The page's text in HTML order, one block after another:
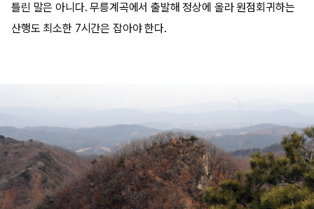
틀린 말은 아니다. 무릉계곡에서 출발해 정상에 올라 원점회귀하는
산행도 최소한 7시간은 잡아야 한다.